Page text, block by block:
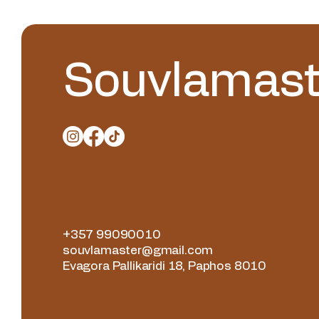
+357 99090010
souvlamaster@gmail.com
Evagora Pallikaridi 18, Paphos 8010